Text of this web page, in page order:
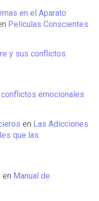
en el Aparato
Películas Conscientes
y sus conflictos
emocionales
en Las Adicciones
que las
en Manual de